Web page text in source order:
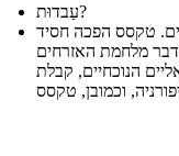
עַבדוּת?
טקסס הפכה חסיד
מלחמת האזרחים
הנוכחיים, קבלת